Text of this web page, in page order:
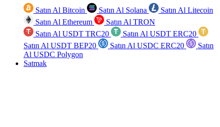
Satın Al Bitcoin Satın Al Solana
Satın Al Litecoin
Satın Al Ethereum
Satın Al TRON
Satın Al USDT TRC20
Satın Al USDT ERC20
Satın Al USDT BEP20
Satın Al USDC ERC20
Satın
Al USDC Polygon
Satmak